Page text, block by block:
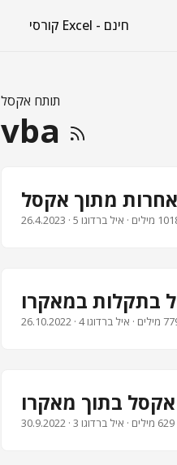
קורסי Excel - חינם
תותח אקסל
vba
26.4.2023
26.10.2022
30.9.2022